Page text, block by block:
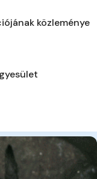
közleménye